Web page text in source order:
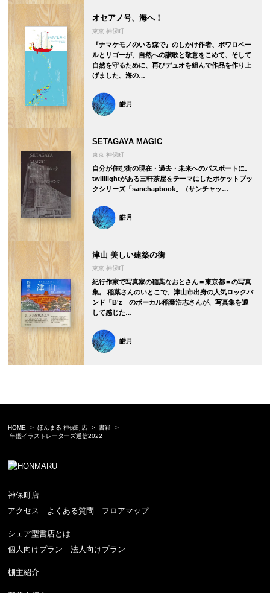
オセアノ号、海へ！
東京 神保町
『ナマケモノのいる森で』のしかけ作者、ボワロベー
ルとリゴーが、自然への讃歌と敬意をこめて、そして
自然を守るために、再びデュオを組んで作品を作り上
げました。海の…
皓月
SETAGAYA MAGIC
東京 神保町
自分が住む街の現在・過去・未来へのパスポートに。
twililightがある三軒茶屋をテーマにしたポケットブッ
クシリーズ「sanchapbook」（サンチャッ…
皓月
津山 美しい建築の街
東京 神保町
紀行作家で写真家の稲葉なおとさん＝東京都＝の写真
集。 稲葉さんのいとこで、津山市出身の人気ロックバ
ンド「B'z」のボーカル稲葉浩志さんが、写真集を通
して感じた…
皓月
HOME ほんまる 神保町店
書籍
年鑑イラストレーターズ通信2022
神保町店
アクセス
よくある質問 フロアマップ
シェア型書店とは
個人向けプラン
法人向けプラン
棚主紹介